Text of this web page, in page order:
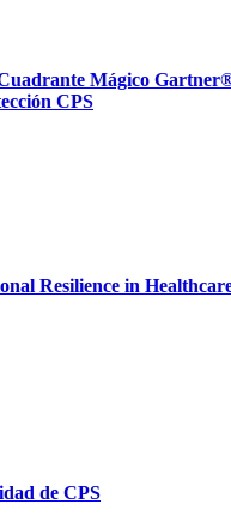
Mágico
CPS
Resilience in
de CPS